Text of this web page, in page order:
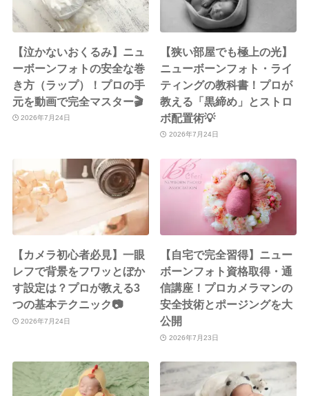
【泣かないおくるみ】ニュ
ーボーンフォトの安全な巻
き方（ラップ）！プロの手
元を動画で完全マスター🎬
2026年7月24日
【狭い部屋でも極上の光】
ニューボーンフォト・ライ
ティングの教科書！プロが
教える「黒締め」とストロ
ボ配置術💡
2026年7月24日
【カメラ初心者必見】一眼
レフで背景をフワッとぼか
す設定は？プロが教える3
つの基本テクニック📷
2026年7月24日
【自宅で完全習得】ニュー
ボーンフォト資格取得・通
信講座！プロカメラマンの
安全技術とポージングを大
公開
2026年7月23日